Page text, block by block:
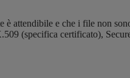
attendibile e che i file non
(specifica certificato),